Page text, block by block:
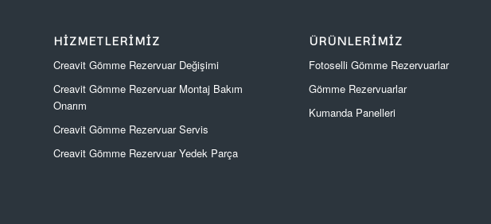
HIZMETLERIMIZ
Creavit Gömme Rezervuar Değişimi
Creavit Gömme Rezervuar Montaj Bakım
Onarım
Creavit Gömme Rezervuar Servis
Creavit Gömme Rezervuar Yedek Parça
ÜRÜNLERIMIZ
Fotoselli Gömme Rezervuarlar
Gömme Rezervuarlar
Kumanda Panelleri